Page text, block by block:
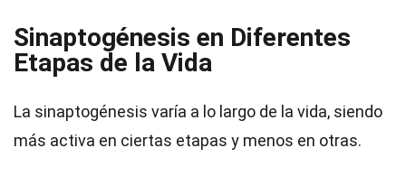
Sinaptogénesis en Diferentes
Etapas de la Vida
La sinaptogénesis varía a lo largo de la vida, siendo
más activa en ciertas etapas y menos en otras.